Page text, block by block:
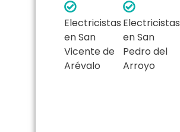
Electricistas
en San
Vicente de
Arévalo
Electricistas
en San
Pedro del
Arroyo